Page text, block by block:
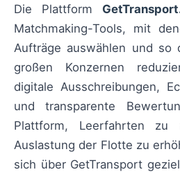
Die Plattform
Matchmaking-Tools, mit
Aufträge auswählen und so
großen Konzernen
digitale Ausschreibungen,
und transparente
Plattform, Leerfahrten zu
Auslastung der Flotte zu
sich über GetTransport